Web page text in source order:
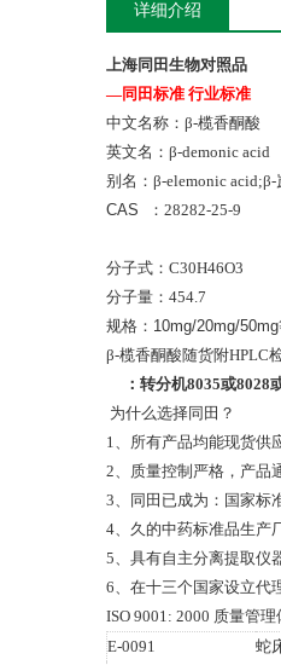
详细介绍
上海同田生物对照品
—同田标准 行业标准
中文名称：β-榄香酮酸
英文名： β-demonic acid
别名：β-elemonic
CAS ： 28282-25-9
分子式： C30H46O3
分子量： 454.7
规格：10mg/20mg/
β-榄香酮酸随货附HPLC
： 转分机8035或8028
为什么选择同田？
1、所有产品均能现货供
2、质量控制严格，产品
3、同田已成为：国家标
4、久的中药标准品生产
5、具有自主分离提取
6、在十三个国家设立代
ISO 9001: 2000 质量管
E-0091
蛇